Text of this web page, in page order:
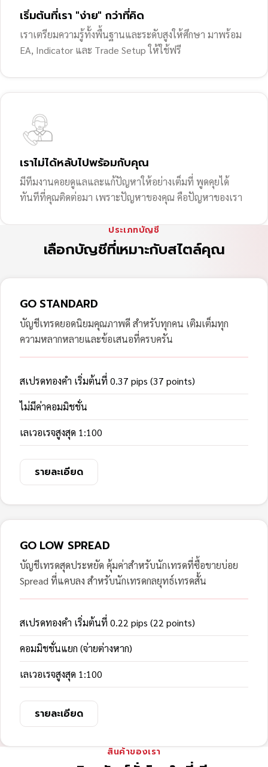
เริ่มต้นที่เรา "ง่าย" กว่าที่คิด
เราเตรียมความรู้ทั้งพื้นฐานและระดับสูงให้ศึกษา มาพร้อม
EA, Indicator และ Trade Setup ให้ใช้ฟรี
เราไม่ได้หลับไปพร้อมกับคุณ
มีทีมงานคอยดูแลและแก้ปัญหาให้อย่างเต็มที่ พูดคุยได้
ทันทีที่คุณติดต่อมา เพราะปัญหาของคุณ คือปัญหาของเรา
ประเภทบัญชี
เลือกบัญชีที่เหมาะกับสไตล์คุณ
GO STANDARD
บัญชีเทรดยอดนิยมคุณภาพดี สำหรับทุกคน เติมเต็มทุก
ความหลากหลายและข้อเสนอที่ครบครัน
สเปรดทองคำ เริ่มต้นที่ 0.37 pips (37 points)
ไม่มีค่าคอมมิชชั่น
เลเวอเรจสูงสุด 1:100
รายละเอียด
GO LOW SPREAD
บัญชีเทรดสุดประหยัด คุ้มค่าสำหรับนักเทรดที่ซื้อขายบ่อย
Spread ที่แคบลง สำหรับนักเทรดกลยุทธ์เทรดสั้น
สเปรดทองคำ เริ่มต้นที่ 0.22 pips (22 points)
คอมมิชชั่นแยก (จ่ายต่างหาก)
เลเวอเรจสูงสุด 1:100
รายละเอียด
สินค้าของเรา